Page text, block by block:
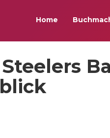
Home